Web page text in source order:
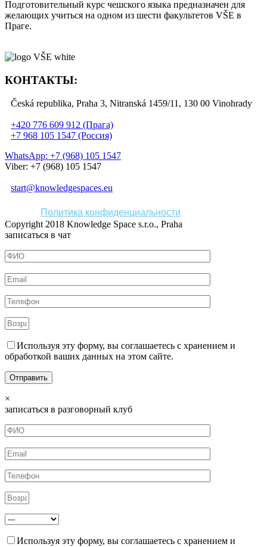
Подготовительный курс чешского языка предназначен для
желающих учиться на одном из шести факультетов VŠE в
Праге.
КОНТАКТЫ:
Česká republika, Praha 3, Nitranská 1459/11, 130 00 Vinohrady
+420 776 609 912 (Прага)
+7 968 105 1547 (Россия)
WhatsApp: +7 (968) 105 1547
Viber: +7 (968) 105 1547
start@knowledgespaces.eu
Политика конфиденциальности
Copyright 2018 Knowledge Space s.r.o., Praha
записаться в чат
Используя эту форму, вы соглашаетесь с хранением и
обработкой ваших данных на этом сайте.
×
записаться в разговорный клуб
Используя эту форму, вы соглашаетесь с хранением и